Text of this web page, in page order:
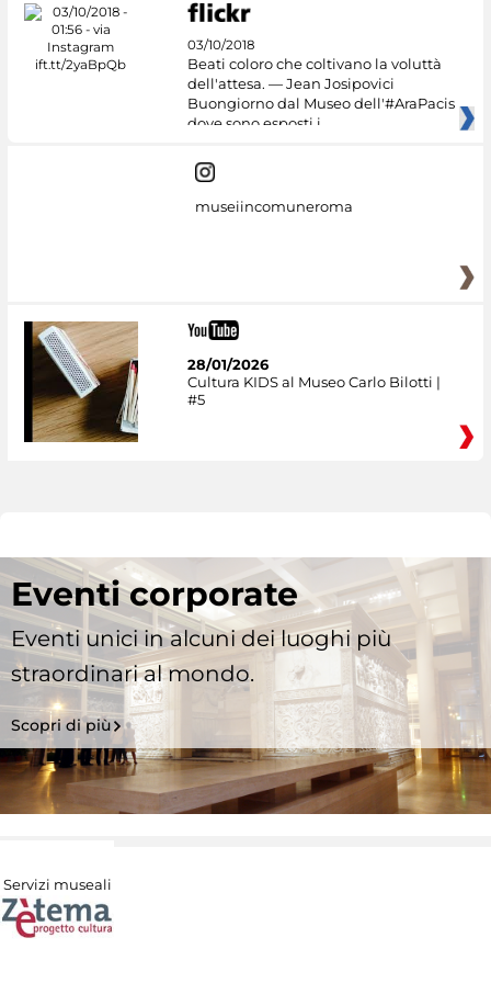
03/10/2018
Beati coloro che coltivano la voluttà
dell'attesa. — Jean Josipovici
Buongiorno dal Museo dell'#AraPacis
dove sono esposti i
museiincomuneroma
28/01/2026
Cultura KIDS al Museo Carlo Bilotti |
#5
Eventi corporate
Eventi unici in alcuni dei luoghi più
straordinari al mondo.
Scopri di più
Servizi museali